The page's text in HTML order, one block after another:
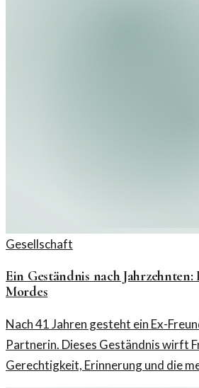
Gesellschaft
Ein Geständnis nach Jahrzehnten:
Mordes
Nach 41 Jahren gesteht ein Ex-
Partnerin. Dieses Geständnis wirft
Gerechtigkeit, Erinnerung und die